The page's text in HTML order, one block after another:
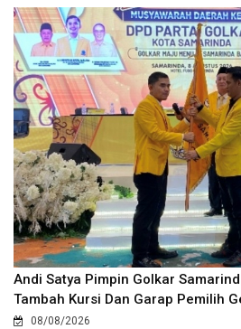
Andi Satya Pimpin Golkar
Tambah Kursi Dan Garap Pemilih
08/08/2026